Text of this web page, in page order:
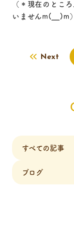
（＊現在のとこ
いませんm(__)m）
Next
すべての記事
ブログ